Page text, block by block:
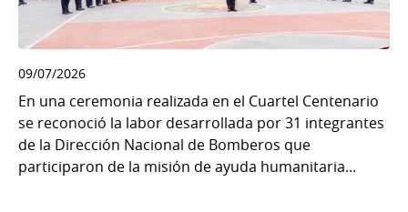
09/07/2026
En una ceremonia realizada en el Cuartel Centenario
se reconoció la labor desarrollada por 31 integrantes
de la Dirección Nacional de Bomberos que
participaron de la misión de ayuda humanitaria...